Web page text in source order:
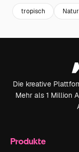
tropisch Natur
Die kreative
Mehr als 1 Million
Produkte